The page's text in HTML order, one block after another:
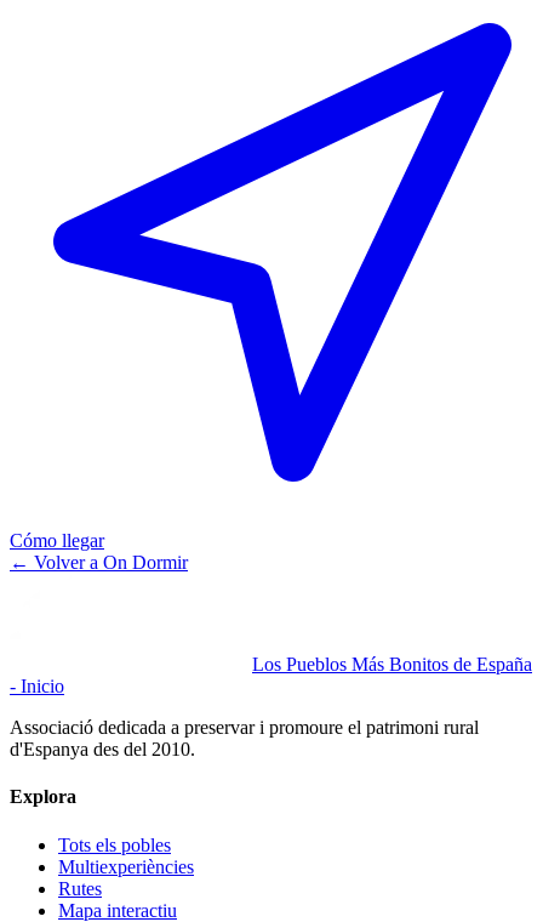
Cómo llegar
← Volver a On Dormir
Los Pueblos Más Bonitos de España
- Inicio
Associació dedicada a preservar i promoure el patrimoni rural
d'Espanya des del 2010.
Explora
Tots els pobles
Multiexperiències
Rutes
Mapa interactiu